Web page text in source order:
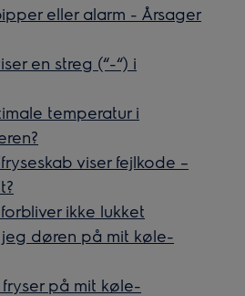
eller alarm - Årsager
en streg (“-“) i
temperatur i
viser fejlkode –
ikke lukket
døren på mit køle-
på mit køle-